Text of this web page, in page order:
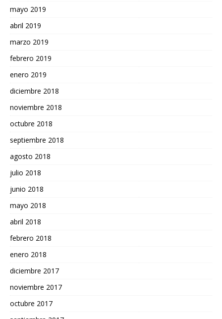
mayo 2019
abril 2019
marzo 2019
febrero 2019
enero 2019
diciembre 2018
noviembre 2018
octubre 2018
septiembre 2018
agosto 2018
julio 2018
junio 2018
mayo 2018
abril 2018
febrero 2018
enero 2018
diciembre 2017
noviembre 2017
octubre 2017